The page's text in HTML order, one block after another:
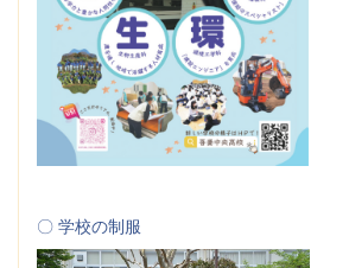
〇 学校の制服